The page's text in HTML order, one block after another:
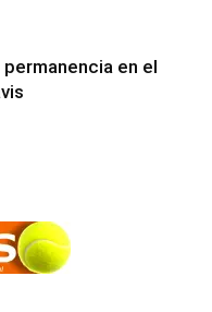
en el